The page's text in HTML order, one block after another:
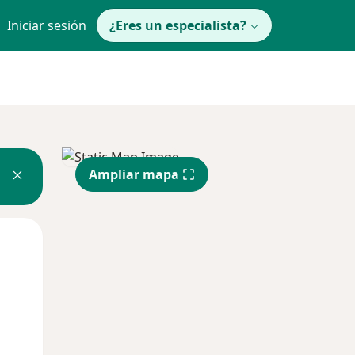
Iniciar sesión ¿Eres un especialista?
Ampliar mapa